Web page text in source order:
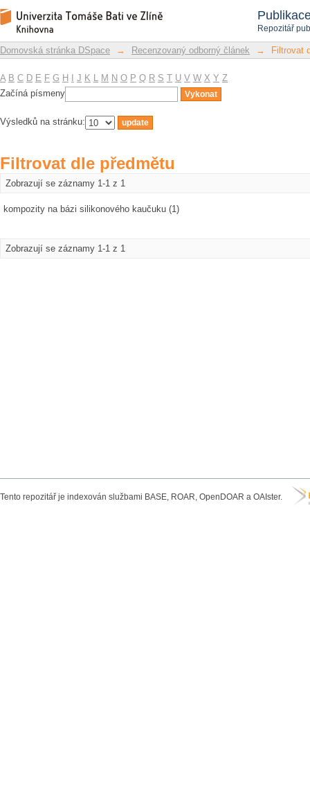
Repozitář
Filtrovat dle předmětu
Repozitář DSpace/Manakin
Domovská stránka DSpace → Recenzovaný odborný článek → Filtrovat
A B C D E F G H J K L M N O P Q R S T U V W X Y Z
Začíná písmeny
Výsledků na stránku:
Filtrovat dle předmětu
Zobrazují se záznamy 1-1 z 1
kompozity na bázi silikonového kaučuku (1)
Zobrazují se záznamy 1-1 z 1
Tento repozitář je indexován službami BASE, ROAR, OpenDOAR a OAIster.